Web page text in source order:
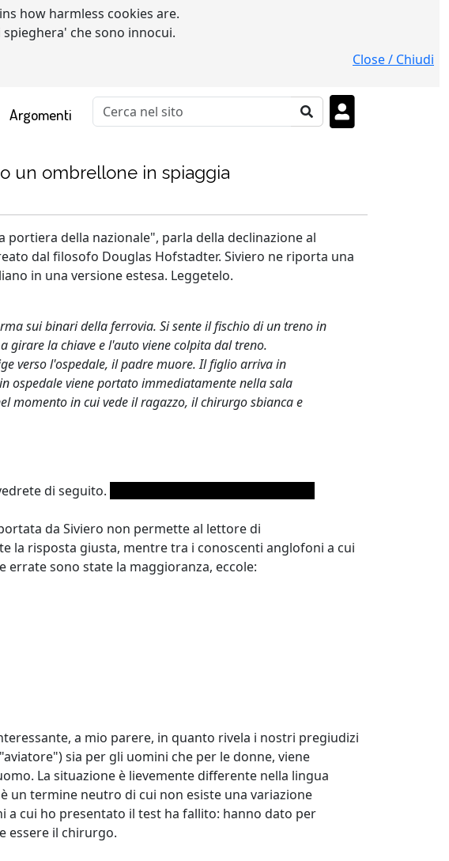
how harmless cookies are.
spieghera' che sono innocui.
Close / Chiudi
Argomenti
un ombrellone in spiaggia
della nazionale", parla della declinazione al
dal filosofo Douglas Hofstadter. Siviero ne riporta una
in una versione estesa. Leggetelo.
sui binari della ferrovia. Si sente il fischio di un treno in
girare la chiave e l'auto viene colpita dal treno.
verso l'ospedale, il padre muore. Il figlio arriva in
ospedale viene portato immediatamente nella sala
momento in cui vede il ragazzo, il chirurgo sbianca e
di seguito.
da Siviero non permette al lettore di
la risposta giusta, mentre tra i conoscenti anglofoni a cui
sono state la maggioranza, eccole:
a mio parere, in quanto rivela i nostri pregiudizi
sia per gli uomini che per le donne, viene
La situazione è lievemente differente nella lingua
un termine neutro di cui non esiste una variazione
a cui ho presentato il test ha fallito: hanno dato per
essere il chirurgo.